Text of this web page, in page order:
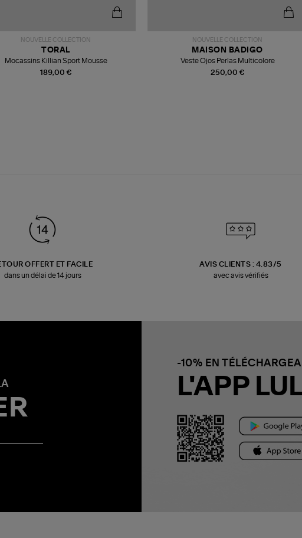
NOUVELLE COLLECTION
189,00 €
TORAL
Mocassins Killian Sport Mousse
NOUVELLE COLLECTION
250,00 €
MAISON BADIGO
Veste Ojos Perlas Multicolore
OFFERT ET FACILE
dans un délai de 14 jours
AVIS CLIENTS : 4.83/5
avec avis vérifiés
-10% EN
L'APP